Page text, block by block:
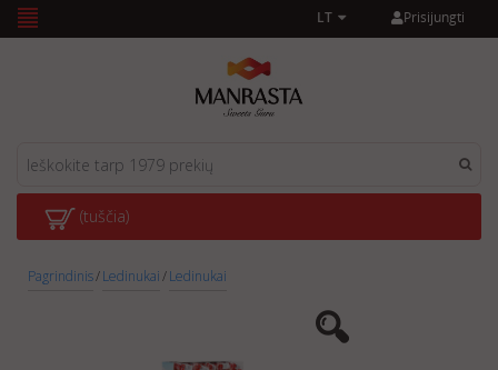
Prisijungti
LT
(tuščia)
Pagrindinis/Ledinukai/Ledinukai